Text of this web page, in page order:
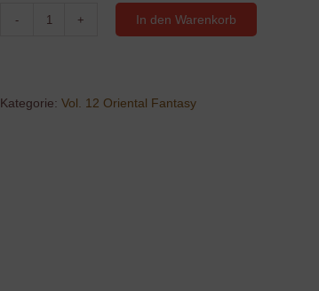
07.
Far
In den Warenkorb
Kategorie: Vol. 12 Oriental Fantasy